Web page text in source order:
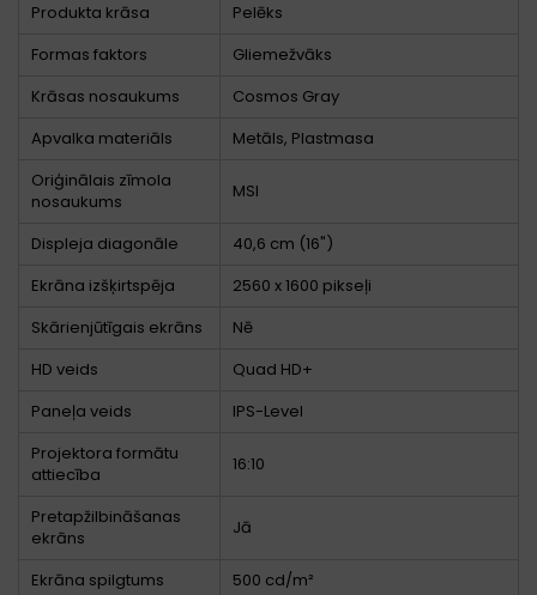
Produkta krāsa
Pelēks
Formas faktors
Gliemežvāks
Krāsas nosaukums
Cosmos Gray
Apvalka materiāls
Metāls, Plastmasa
Oriģinālais zīmola
nosaukums
MSI
Displeja diagonāle
40,6 cm (16")
Ekrāna izšķirtspēja
2560 x 1600 pikseļi
Skārienjūtīgais ekrāns
Nē
HD veids
Quad HD+
Paneļa veids
IPS-Level
Projektora formātu
attiecība
16:10
Pretapžilbināšanas
ekrāns
Jā
Ekrāna spilgtums 500 cd/m²